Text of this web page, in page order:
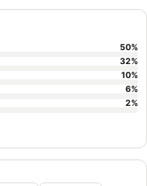
50%
32%
10%
6%
2%